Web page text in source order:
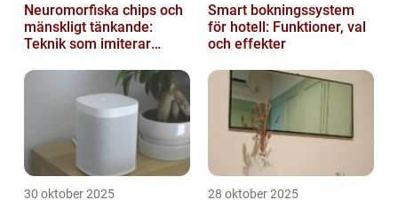
Neuromorfiska chips och
mänskligt tänkande:
Teknik som imiterar
Smart bokningssystem
för hotell: Funktioner, val
och effekter
30 oktober 2025 28 oktober 2025